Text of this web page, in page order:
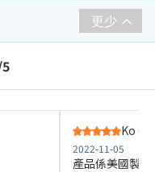
更少
Ko
2022-11-05
產品係美國製造